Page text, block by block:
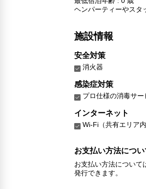
ヘンパーティーやスタ
施設情報
安全対策
消火器
感染症対策
プロ仕様の消毒サー
インターネット
Wi-Fi（共有エリア内
お支払い方法につい
お支払い方法について
発行できます。